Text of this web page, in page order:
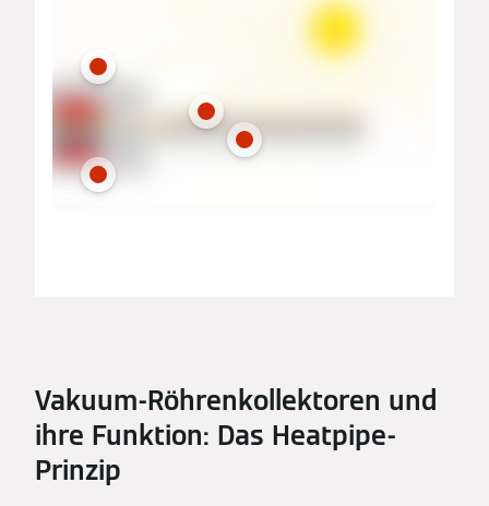
Vakuum-Röhrenkollektoren und
ihre Funktion: Das Heatpipe-
Prinzip